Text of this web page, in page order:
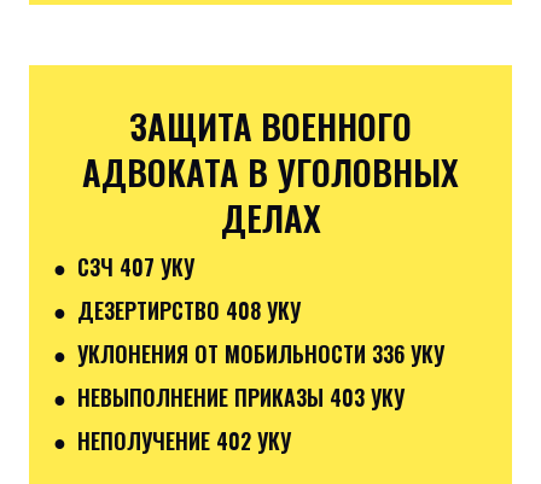
ЗАЩИТА ВОЕННОГО
АДВОКАТА В УГОЛОВНЫХ
ДЕЛАХ
● СЗЧ 407 УКУ
● ДЕЗЕРТИРСТВО 408 УКУ
● УКЛОНЕНИЯ ОТ МОБИЛЬНОСТИ 336 УКУ
● НЕВЫПОЛНЕНИЕ ПРИКАЗЫ 403 УКУ
● НЕПОЛУЧЕНИЕ 402 УКУ